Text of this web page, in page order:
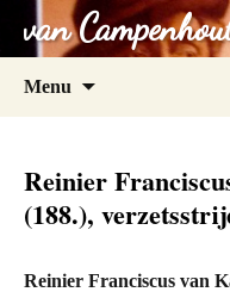
van
Menu
Reinier
(188.),
Reinier Franciscus van